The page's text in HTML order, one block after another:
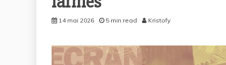
14 mai 2026 5 min read Kristofy